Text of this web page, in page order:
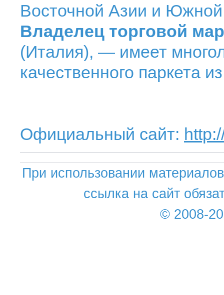
Восточной Азии и
Владелец торговой
(Италия), — имеет
качественного паркета
Официальный сайт:
При использовании
ссылка на сайт
© 2008-